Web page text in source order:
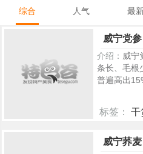
综合 人气 最
威宁党参
介绍： 威宁
条长、毛根
普遍高出
标签： 干
威宁荞麦